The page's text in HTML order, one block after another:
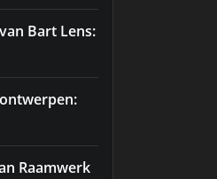
Bart Lens:
Raamwerk